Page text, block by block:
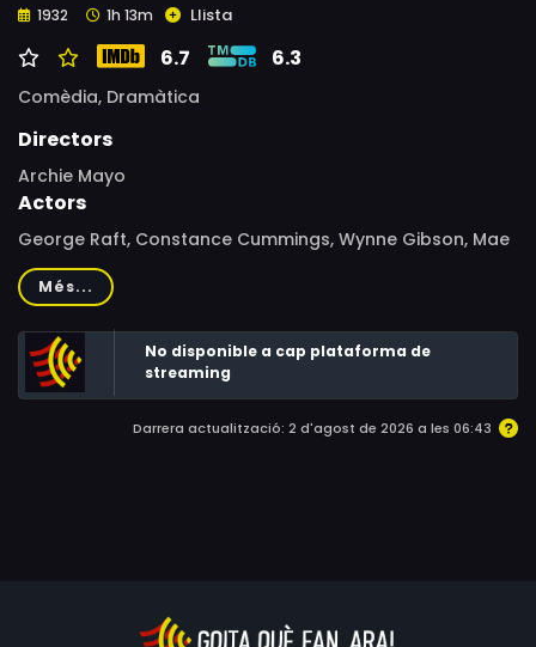
1932 1h 13m Llista
6.7 6.3
Comèdia, Dramàtica
Directors
Archie Mayo
Actors
George Raft, Constance Cummings, Wynne Gibson, Mae
West, Alison Skipworth, Roscoe Karns, Louis Calhern,
Bradley Page, Al Hill, Harry Wallace, George Templeton,
Marty Martyn, Tom Kennedy, Theresa Harris, Dick Rush,
Phillips Smalley, Leo White, Carl M. Leviness, Edmund
Mortimer, Dick Gordon, Dennis O'Keefe, Bill Elliott, Patricia
Farley, Anderson Lawler
Més...
No disponible a cap plataforma de
streaming
Darrera actualització: 2 d'agost de 2026 a les 06:43